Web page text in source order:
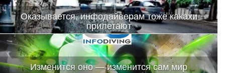
Оказывается, инфодайверам тоже какахи
прилетают
Изменится оно — изменится сам мир